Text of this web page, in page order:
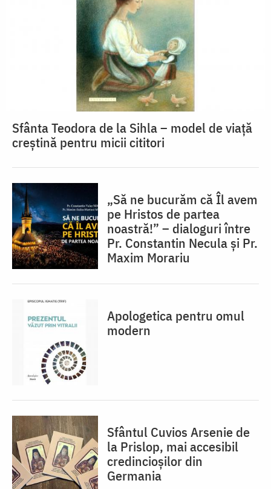
Sfânta Teodora de la Sihla – model de viaţă
creştină pentru micii cititori
„Să ne bucurăm că Îl avem
pe Hristos de partea
noastră!” – dialoguri între
Pr. Constantin Necula și Pr.
Maxim Morariu
Apologetica pentru omul
modern
Sfântul Cuvios Arsenie de
la Prislop, mai accesibil
credincioșilor din
Germania